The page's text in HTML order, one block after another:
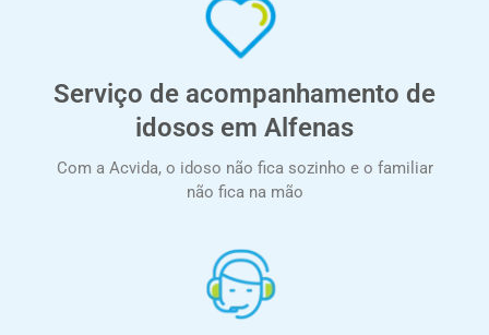
Serviço de acompanhamento de
idosos em Alfenas
Com a Acvida, o idoso não fica sozinho e o familiar
não fica na mão